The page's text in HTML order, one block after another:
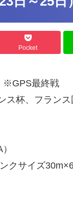
Pocket
※GPS最終戦
杯、フランス
クサイズ